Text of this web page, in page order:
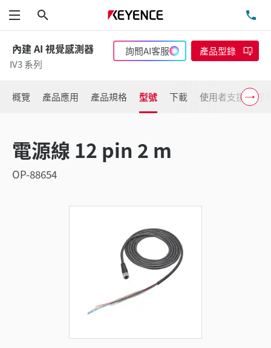
功能表
內建 AI 視覺感測器
IV3 系列
詢問AI客服 產品型錄
概覽 產品應用 產品規格 型號 下載 使用者支援 了
電源線 12 pin 2 m
OP-88654